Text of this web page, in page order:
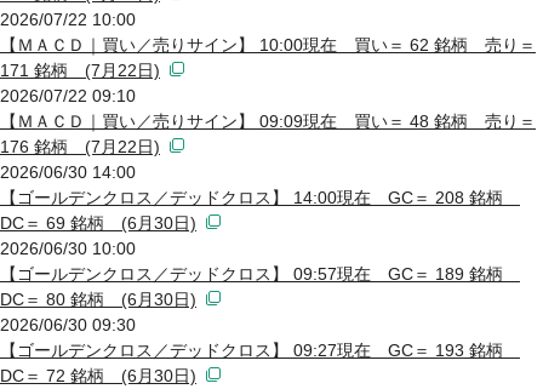
2026/07/22 10:00
【ＭＡＣＤ｜買い／売りサイン】 10:00現在 買い＝ 62 銘柄 売り＝
171 銘柄 (7月22日)
2026/07/22 09:10
【ＭＡＣＤ｜買い／売りサイン】 09:09現在 買い＝ 48 銘柄 売り＝
176 銘柄 (7月22日)
2026/06/30 14:00
【ゴールデンクロス／デッドクロス】 14:00現在 GC＝ 208 銘柄
DC＝ 69 銘柄 (6月30日)
2026/06/30 10:00
【ゴールデンクロス／デッドクロス】 09:57現在 GC＝ 189 銘柄
DC＝ 80 銘柄 (6月30日)
2026/06/30 09:30
【ゴールデンクロス／デッドクロス】 09:27現在 GC＝ 193 銘柄
DC＝ 72 銘柄 (6月30日)